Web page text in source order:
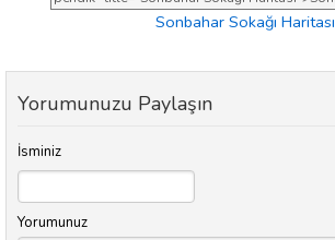
Sonbahar Sokağı Haritası
Yorumunuzu Paylaşın
İsminiz
Yorumunuz